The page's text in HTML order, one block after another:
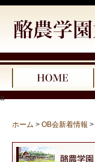
a
ホーム > OB会新着情報 >